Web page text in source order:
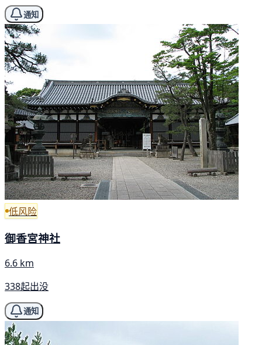
通知
低风险
御香宮神社
6.6 km
338起出没
通知